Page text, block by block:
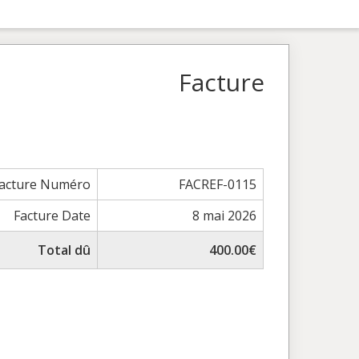
Facture
Numéro
FACREF-0115
Facture Date
8 mai 2026
Total dû
400.00€